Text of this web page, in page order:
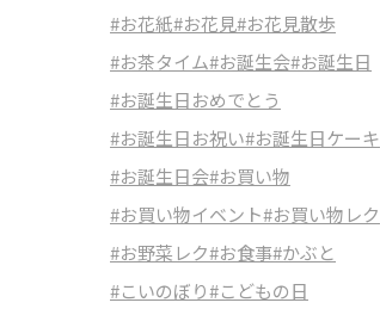
#お花紙#お花見#お花見散歩
#お茶タイム#お誕生会#お誕生日
#お誕生日おめでとう
#お誕生日お祝い#お誕生日ケーキ
#お誕生日会#お買い物
#お買い物イベント#お買い物レク
#お野菜レク#お食事#かぶと
#こいのぼり#こどもの日